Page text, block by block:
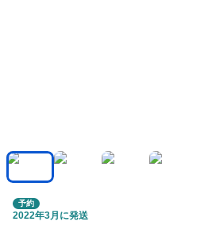
予約
2022年3月に発送